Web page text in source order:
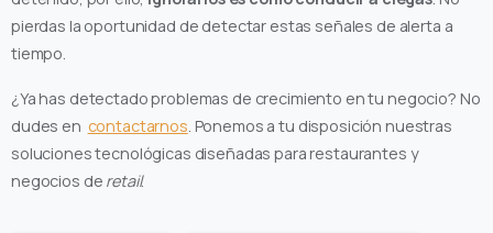
pierdas la oportunidad de detectar estas señales de alerta a
tiempo.
¿Ya has detectado problemas de crecimiento en tu negocio? No
dudes en contactarnos. Ponemos a tu disposición nuestras
soluciones tecnológicas diseñadas para restaurantes y
negocios de retail.